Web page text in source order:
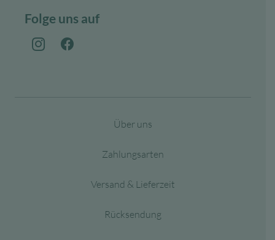
Folge uns auf
Über uns
Zahlungsarten
Versand & Lieferzeit
Rücksendung